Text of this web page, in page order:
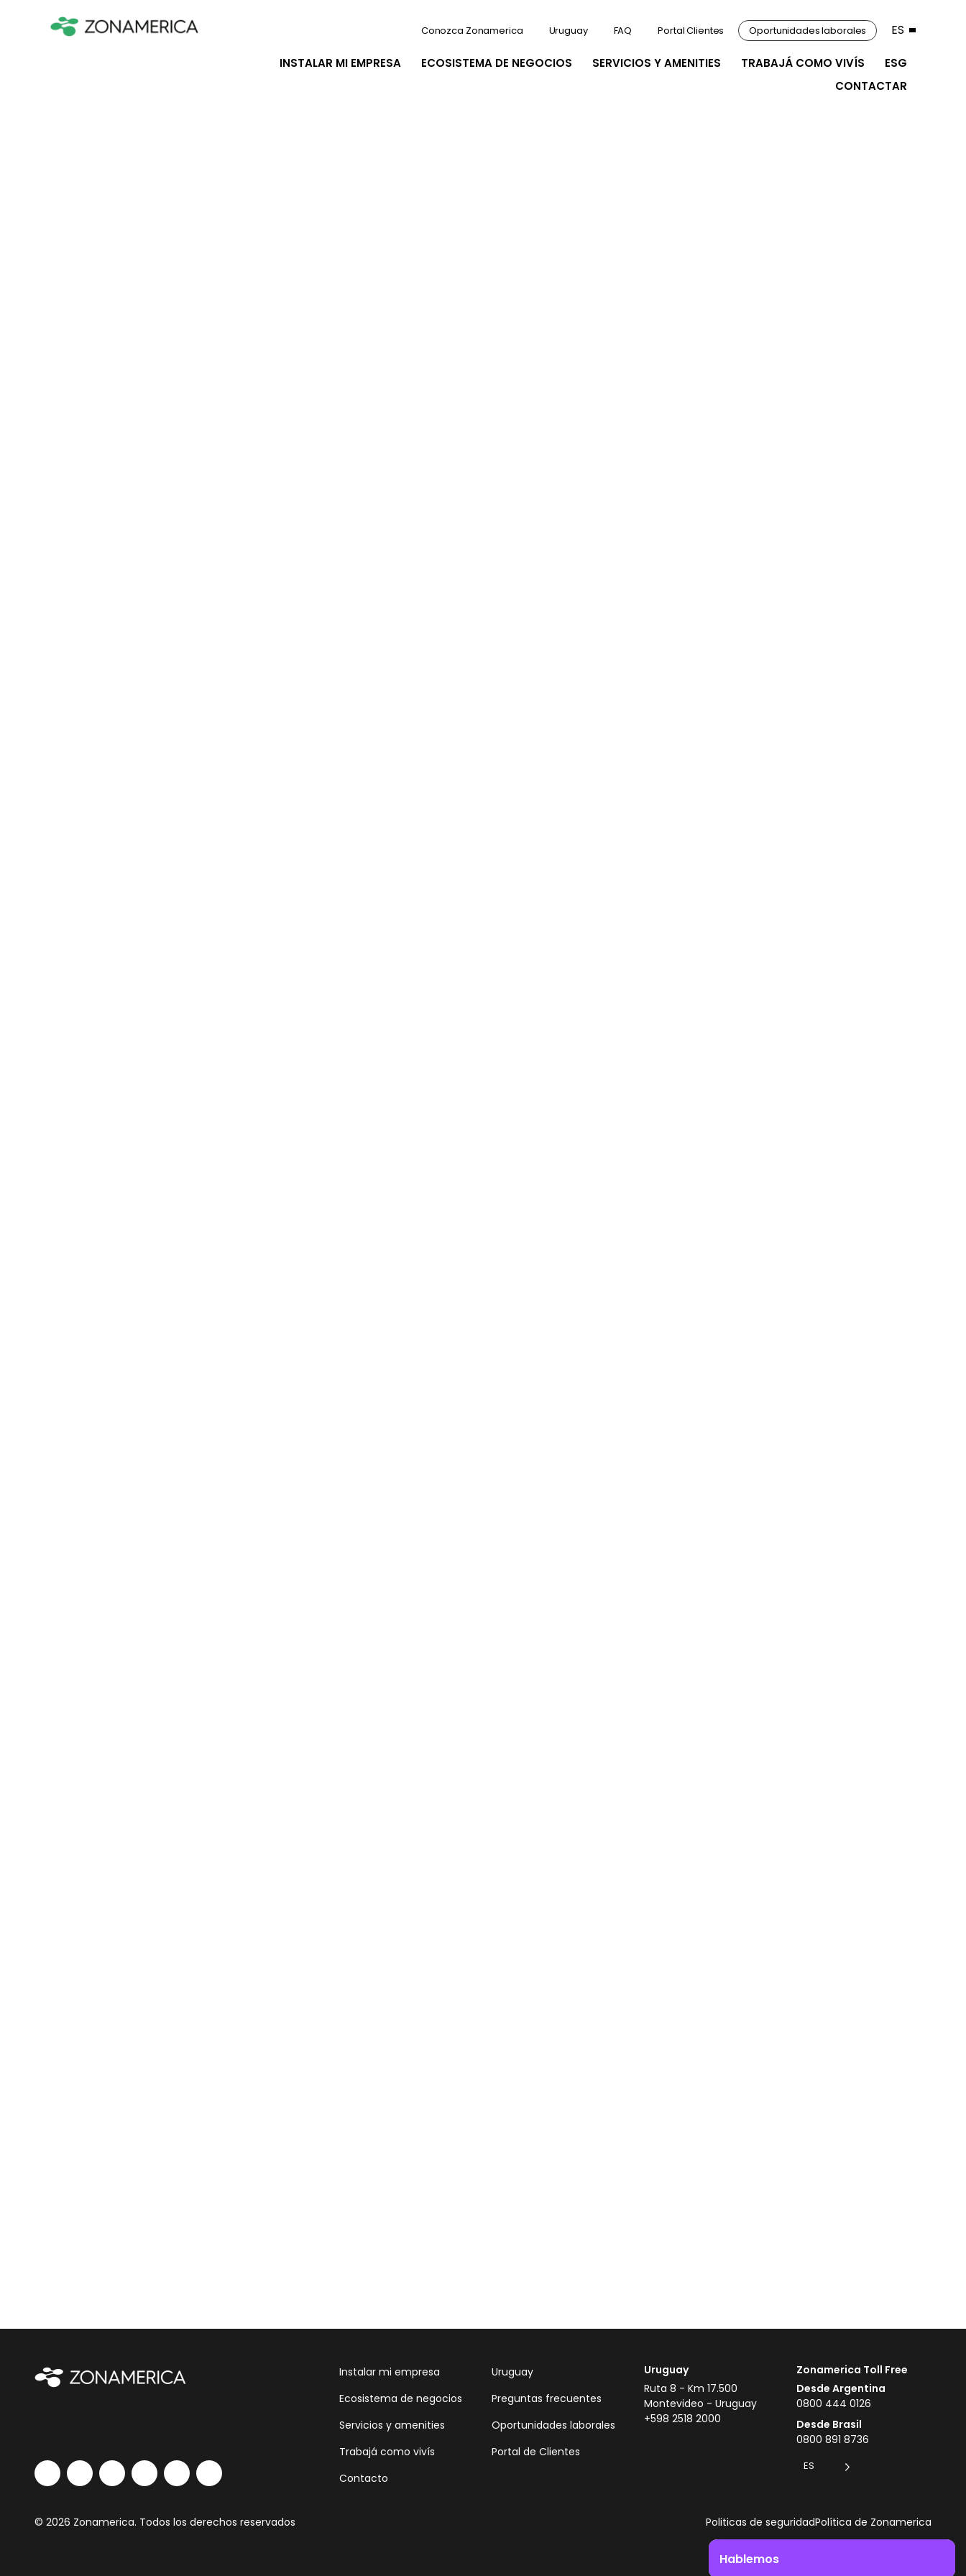
INSTALAR MI EMPRESA ECOSISTEMA DE NEGOCIOS SERVICIOS Y AMENITIES TRABAJÁ COMO VIVÍS
ESG
CONTACTAR
Conozca Zonamerica Uruguay FAQ Portal Clientes Oportunidades laborales ES
Instalar mi empresa
Ecosistema de negocios
Servicios y amenities
Trabajá como vivís
Contacto
Uruguay
Preguntas frecuentes
Oportunidades laborales
Portal de Clientes
Uruguay
Ruta 8 - Km 17.500
Montevideo - Uruguay
+598 2518 2000
Zonamerica Toll Free
Desde Argentina
0800 444 0126
Desde Brasil
0800 891 8736
ES
© 2026 Zonamerica. Todos los derechos reservados Politicas de seguridadPolítica de Zonamerica
Hablemos